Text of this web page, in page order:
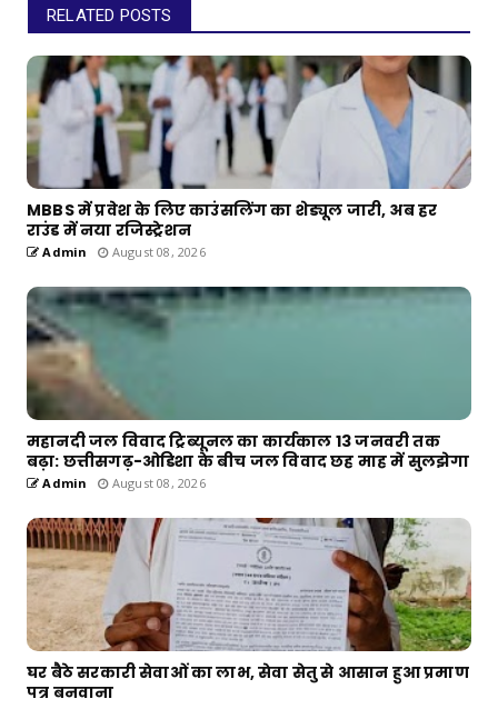
RELATED POSTS
MBBS में प्रवेश के लिए काउंसलिंग का शेड्यूल जारी, अब हर
राउंड में नया रजिस्ट्रेशन
Admin August 08, 2026
महानदी जल विवाद ट्रिब्यूनल का कार्यकाल 13 जनवरी तक
बढ़ा: छत्तीसगढ़-ओडिशा के बीच जल विवाद छह माह में सुलझेगा
Admin August 08, 2026
घर बैठे सरकारी सेवाओं का लाभ, सेवा सेतु से आसान हुआ प्रमाण
पत्र बनवाना